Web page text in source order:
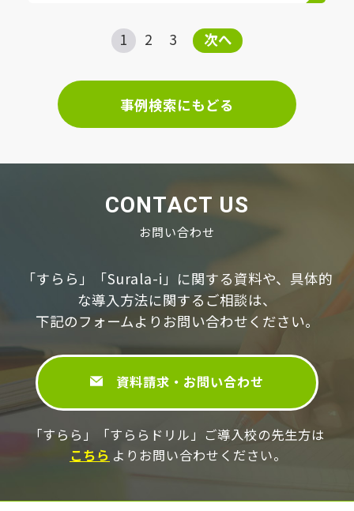
1 2 3 次へ
事例検索にもどる
CONTACT US
お問い合わせ
「すらら」「Surala-i」に関する資料や、具体的
な導⼊⽅法に関するご相談は、
下記のフォームよりお問い合わせください。
資料請求・お問い合わせ
「すらら」「すららドリル」ご導⼊校の先⽣⽅は
こちら よりお問い合わせください。